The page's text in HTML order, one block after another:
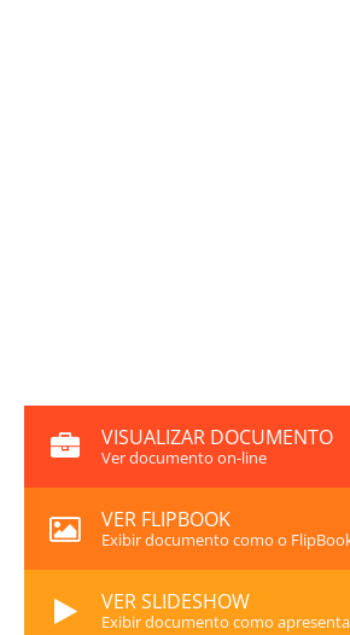
VISUALIZAR DOCUMENTO
Ver documento on-line
VER FLIPBOOK
Exibir documento como o
VER SLIDESHOW
Exibir documento como